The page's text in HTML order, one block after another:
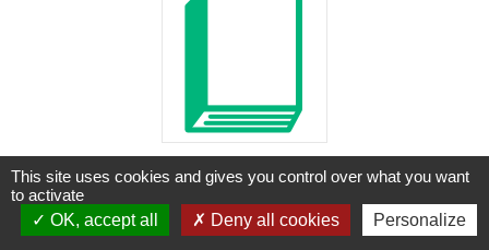
LIVRE
Metabolic Parthways. (6 Vol.). Vol. 1 :
energies, tricarboxylic and cycle and
carbohydrates.
This site uses cookies and gives you control over what you want
to activate
OK, accept all
Deny all cookies Personalize